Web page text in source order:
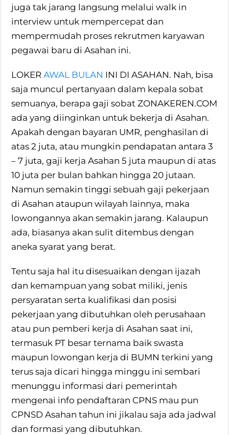
juga tak jarang langsung melalui walk in
interview untuk mempercepat dan
mempermudah proses rekrutmen karyawan
pegawai baru di Asahan ini.
LOKERAWAL BULAN INI DI ASAHAN. Nah, bisa
saja muncul pertanyaan dalam kepala sobat
semuanya, berapa gaji sobat ZONAKEREN.COM
ada yang diinginkan untuk bekerja di Asahan.
Apakah dengan bayaran UMR, penghasilan di
atas 2 juta, atau mungkin pendapatan antara 3
– 7 juta, gaji kerja Asahan 5 juta maupun di atas
10 juta per bulan bahkan hingga 20 jutaan.
Namun semakin tinggi sebuah gaji pekerjaan
di Asahan ataupun wilayah lainnya, maka
lowongannya akan semakin jarang. Kalaupun
ada, biasanya akan sulit ditembus dengan
aneka syarat yang berat.
Tentu saja hal itu disesuaikan dengan ijazah
dan kemampuan yang sobat miliki, jenis
persyaratan serta kualifikasi dan posisi
pekerjaan yang dibutuhkan oleh perusahaan
atau pun pemberi kerja di Asahan saat ini,
termasuk PT besar ternama baik swasta
maupun lowongan kerja di BUMN terkini yang
terus saja dicari hingga minggu ini sembari
menunggu informasi dari pemerintah
mengenai info pendaftaran CPNS mau pun
CPNSD Asahan tahun ini jikalau saja ada jadwal
dan formasi yang dibutuhkan.